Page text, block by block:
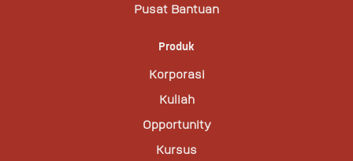
Pusat Bantuan
Produk
Korporasi
Kuliah
Opportunity
Kursus